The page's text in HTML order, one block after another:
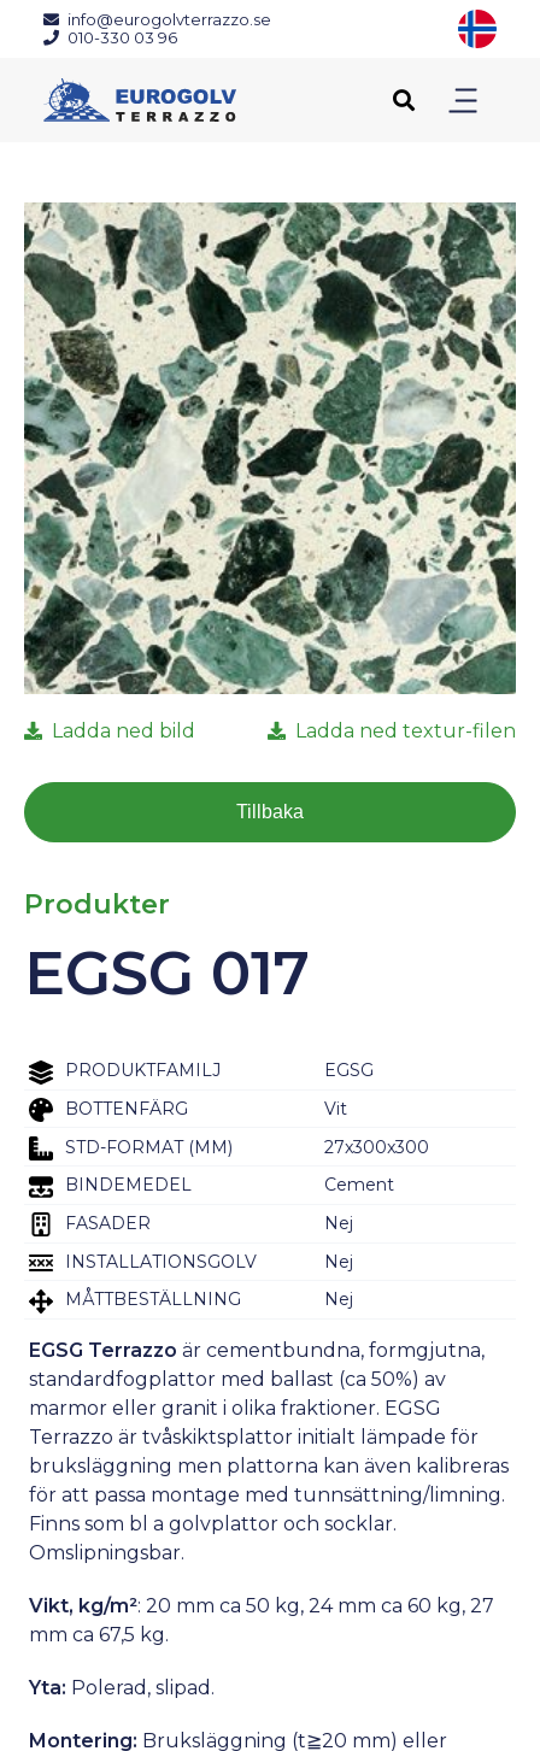
info@eurogolvterrazzo.se
010-330 03 96
Ladda ned bild Ladda ned textur-filen
Tillbaka
Produkter
EGSG 017
PRODUKTFAMILJ
EGSG
BOTTENFÄRG
Vit
STD-FORMAT (MM)
27x300x300
BINDEMEDEL
Cement
FASADER
Nej
INSTALLATIONSGOLV
Nej
MÅTTBESTÄLLNING
Nej
EGSG Terrazzo är cementbundna, formgjutna,
standardfogplattor med ballast (ca 50%) av
marmor eller granit i olika fraktioner. EGSG
Terrazzo är tvåskiktsplattor initialt lämpade för
bruksläggning men plattorna kan även kalibreras
för att passa montage med tunnsättning/limning.
Finns som bl a golvplattor och socklar.
Omslipningsbar.
Vikt, kg/m²: 20 mm ca 50 kg, 24 mm ca 60 kg, 27
mm ca 67,5 kg.
Yta: Polerad, slipad.
Montering: Bruksläggning (t≧20 mm) eller